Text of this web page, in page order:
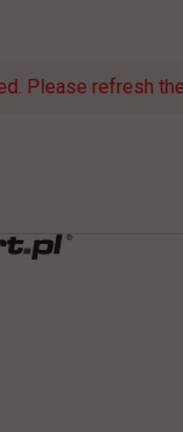
Please refresh